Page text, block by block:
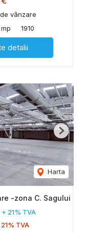
vânzare
1910
detalii
Harta
Next
-zona C. Sagului
+ 21% TVA
TVA